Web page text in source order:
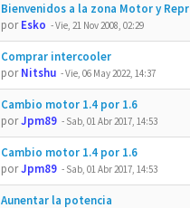
Bienvenidos a la zona Motor y
porEsko -Vie, 21 Nov 2008, 02:29
Comprar intercooler
porNitshu -Vie, 06 May 2022, 14:37
Cambio motor 1.4 por 1.6
porJpm89 - Sab, 01 Abr 2017, 14:53
Cambio motor 1.4 por 1.6
porJpm89 - Sab, 01 Abr 2017, 14:53
Aunentar la potencia